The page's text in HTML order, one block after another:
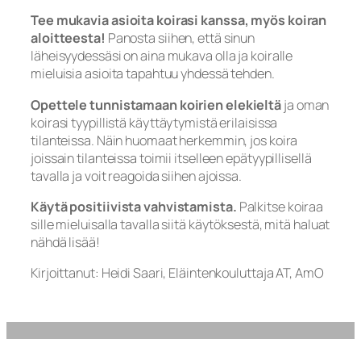
Tee mukavia asioita koirasi kanssa, myös koiran
aloitteesta! Panosta siihen, että sinun
läheisyydessäsi on aina mukava olla ja koiralle
mieluisia asioita tapahtuu yhdessä tehden.
Opettele tunnistamaan koirien elekieltäja oman
koirasi tyypillistä käyttäytymistä erilaisissa
tilanteissa. Näin huomaat herkemmin, jos koira
joissain tilanteissa toimii itselleen epätyypillisellä
tavalla ja voit reagoida siihen ajoissa.
Käytä positiivista vahvistamista. Palkitse koiraa
sille mieluisalla tavalla siitä käytöksestä, mitä haluat
nähdä lisää!
Kirjoittanut: Heidi Saari, Eläintenkouluttaja AT, AmO